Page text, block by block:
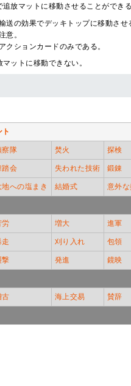
放マットに移動させることができる
の効果でデッキトップに移動させ
意。
ションカードのみである。
ットに移動できない。
ト
察隊 焚火 探検
踏会 失われた技術 鍛錬
地への塩まき 結婚式 意外
労 増大 進軍
走 刈り入れ 包領
撃 発進 鏡映
古 海上交易 賛辞